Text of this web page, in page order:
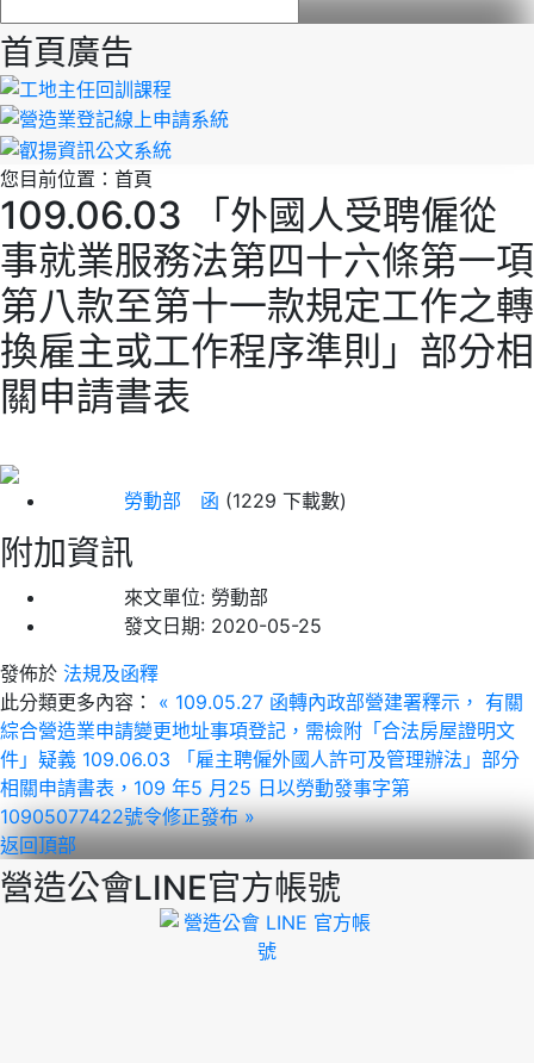
首頁廣告
您目前位置： 首頁
109.06.03 「外國人受聘僱從
事就業服務法第四十六條第一項
第八款至第十一款規定工作之轉
換雇主或工作程序準則」部分相
關申請書表
勞動部 函 (1229 下載數)
附加資訊
來文單位: 勞動部
發文日期: 2020-05-25
發佈於 法規及函釋
此分類更多內容：
« 109.05.27 函轉內政部營建署釋示， 有關
綜合營造業申請變更地址事項登記，需檢附「合法房屋證明文
件」疑義 109.06.03 「雇主聘僱外國人許可及管理辦法」部分
相關申請書表，109 年5 月25 日以勞動發事字第
10905077422號令修正發布 »
返回頂部
營造公會LINE官方帳號